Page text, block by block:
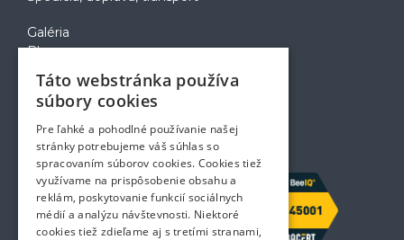
Galéria
Blog
Voľné pozície
Zapožičanie krabíc
Rady a tipy pri sťahovaní
Prepravný poriadok
Kontakt
Táto webstránka používa
súbory cookies
Pre ľahké a pohodlné používanie našej
stránky potrebujeme váš súhlas so
spracovaním súborov cookies. Cookies tiež
využívame na prispôsobenie obsahu a
reklám, poskytovanie funkcií sociálnych
médií a analýzu návštevnosti. Niektoré
cookies tiež zdieľame aj s tretími stranami,